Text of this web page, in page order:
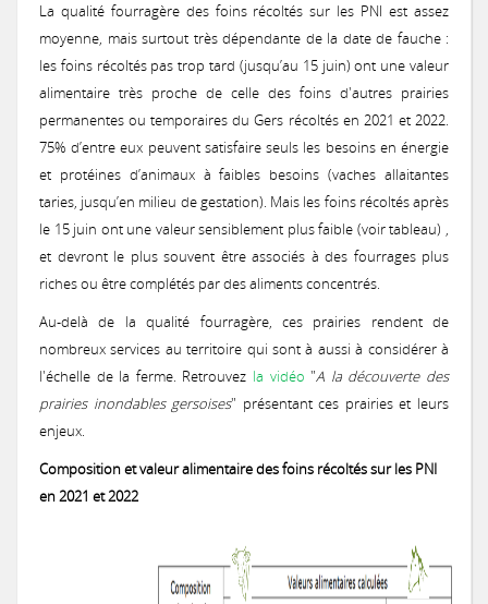
Notre engagement
Notre gouvernance
Vie associative
Notre réseau
Témoignages de gestionnaires
On parle de nous !
Biodiversité
Les facettes de la biodiversité gersoise
Milieux secs du Gers
Espèces animales du Gers
2017: La Chevêche d’Athéna, chouette de nos campagnes
2017: Paroles de Cistude
Les amphibiens
Les plantes messicoles
LIFE Coteaux Gascons
Natura2000
Actions menées
Permanences
Vidéos de présentation
Agro
écologie
Concours des pratiques agro-écologiques
Prairies lauréates
Journal du Concours
Concours 2026
Appel à concourir
Mesures agri-environnementales
Formations obligatoires (2023-2027)
MAEC 2026
MAEC 2025
Paiement pour services environnementaux
PSE 2025
PSE 2020
PSE 2019
Projet "Veau des Prés"
Lutte contre l'érosion
2017: Journée technique : Aménagements hydrauliques et anti-érosifs
Urbanisme
Notre démarche
Nos compétences
Nos références
Réflexions, exemples
Zones humides
et CATZH Gers
Les zones humides
Qu’est-ce que c'est ?
Missions de la CATZH
Actions de promotion
Amélioration des connaissances
Territoires d'action
prestations
Expertises et documents d'incidence Loi sur l'Eau
Expertises faune flore habitat
Annonces
Achats publics
La qualité fourragère des foins récoltés sur les PNI est assez
moyenne, mais surtout très dépendante de la date de fauche :
les foins récoltés pas trop tard (jusqu’au 15 juin) ont une valeur
alimentaire très proche de celle des foins d'autres prairies
permanentes ou temporaires du Gers récoltés en 2021 et 2022.
75% d’entre eux peuvent satisfaire seuls les besoins en énergie
et protéines d’animaux à faibles besoins (vaches allaitantes
taries, jusqu’en milieu de gestation). Mais les foins récoltés après
le 15 juin ont une valeur sensiblement plus faible (voir tableau) ,
et devront le plus souvent être associés à des fourrages plus
riches ou être complétés par des aliments concentrés.
Au-delà de la qualité fourragère, ces prairies rendent de
nombreux services au territoire qui sont à aussi à considérer à
l'échelle de la ferme. Retrouvez la vidéo "A la découverte des
prairies inondables gersoises" présentant ces prairies et leurs
enjeux.
Composition et valeur alimentaire des foins récoltés sur les PNI
en 2021 et 2022